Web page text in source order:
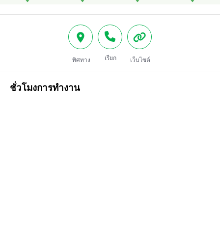
ทิศทาง เรียก เว็บไซต์
ชั่วโมงการทำงาน